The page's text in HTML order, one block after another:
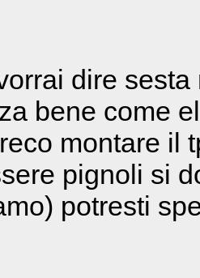
dire
bene come
montare il
pignoli si
potresti